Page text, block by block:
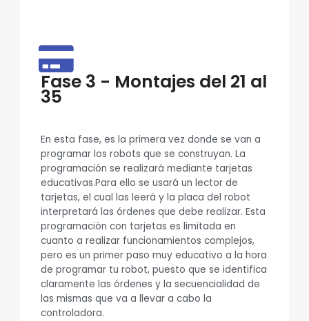
Fase 3 - Montajes del 21 al
35
En esta fase, es la primera vez donde se van a
programar los robots que se construyan. La
programación se realizará mediante tarjetas
educativas.Para ello se usará un lector de
tarjetas, el cual las leerá y la placa del robot
interpretará las órdenes que debe realizar. Esta
programación con tarjetas es limitada en
cuanto a realizar funcionamientos complejos,
pero es un primer paso muy educativo a la hora
de programar tu robot, puesto que se identifica
claramente las órdenes y la secuencialidad de
las mismas que va a llevar a cabo la
controladora.